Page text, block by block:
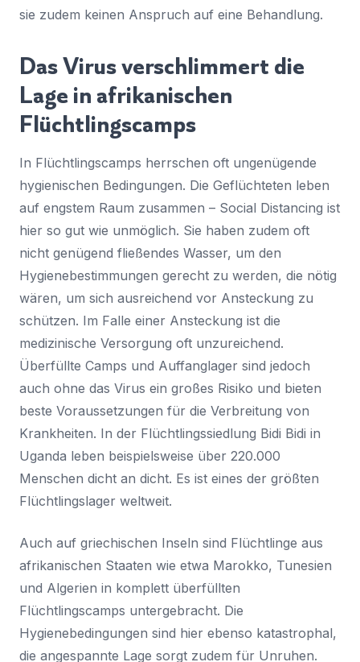
sie zudem keinen Anspruch auf eine Behandlung.
Das Virus verschlimmert die
Lage in afrikanischen
Flüchtlingscamps
In Flüchtlingscamps herrschen oft ungenügende
hygienischen Bedingungen. Die Geflüchteten leben
auf engstem Raum zusammen – Social Distancing ist
hier so gut wie unmöglich. Sie haben zudem oft
nicht genügend fließendes Wasser, um den
Hygienebestimmungen gerecht zu werden, die nötig
wären, um sich ausreichend vor Ansteckung zu
schützen. Im Falle einer Ansteckung ist die
medizinische Versorgung oft unzureichend.
Überfüllte Camps und Auffanglager sind jedoch
auch ohne das Virus ein großes Risiko und bieten
beste Voraussetzungen für die Verbreitung von
Krankheiten. In der Flüchtlingssiedlung Bidi Bidi in
Uganda leben beispielsweise über 220.000
Menschen dicht an dicht. Es ist eines der größten
Flüchtlingslager weltweit.
Auch auf griechischen Inseln sind Flüchtlinge aus
afrikanischen Staaten wie etwa Marokko, Tunesien
und Algerien in komplett überfüllten
Flüchtlingscamps untergebracht. Die
Hygienebedingungen sind hier ebenso katastrophal,
die angespannte Lage sorgt zudem für Unruhen.